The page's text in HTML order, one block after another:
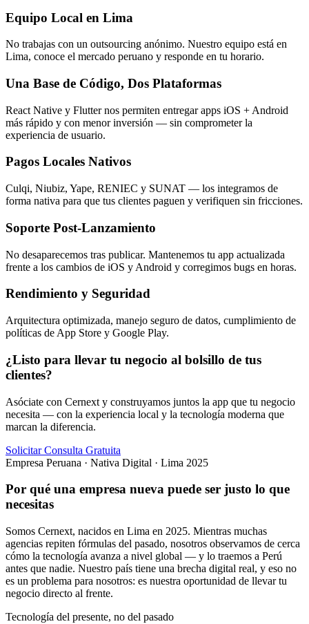
Equipo Local en Lima
No trabajas con un outsourcing anónimo. Nuestro equipo está en
Lima, conoce el mercado peruano y responde en tu horario.
Una Base de Código, Dos Plataformas
React Native y Flutter nos permiten entregar apps iOS + Android
más rápido y con menor inversión — sin comprometer la
experiencia de usuario.
Pagos Locales Nativos
Culqi, Niubiz, Yape, RENIEC y SUNAT — los integramos de
forma nativa para que tus clientes paguen y verifiquen sin fricciones.
Soporte Post-Lanzamiento
No desaparecemos tras publicar. Mantenemos tu app actualizada
frente a los cambios de iOS y Android y corregimos bugs en horas.
Rendimiento y Seguridad
Arquitectura optimizada, manejo seguro de datos, cumplimiento de
políticas de App Store y Google Play.
¿Listo para llevar tu negocio al bolsillo de tus
clientes?
Asóciate con Cernext y construyamos juntos la app que tu negocio
necesita — con la experiencia local y la tecnología moderna que
marcan la diferencia.
Solicitar Consulta Gratuita
Empresa Peruana · Nativa Digital · Lima 2025
Por qué una empresa nueva puede ser justo lo que
necesitas
Somos Cernext, nacidos en Lima en 2025. Mientras muchas
agencias repiten fórmulas del pasado, nosotros observamos de cerca
cómo la tecnología avanza a nivel global — y lo traemos a Perú
antes que nadie. Nuestro país tiene una brecha digital real, y eso no
es un problema para nosotros: es nuestra oportunidad de llevar tu
negocio directo al frente.
Tecnología del presente, no del pasado